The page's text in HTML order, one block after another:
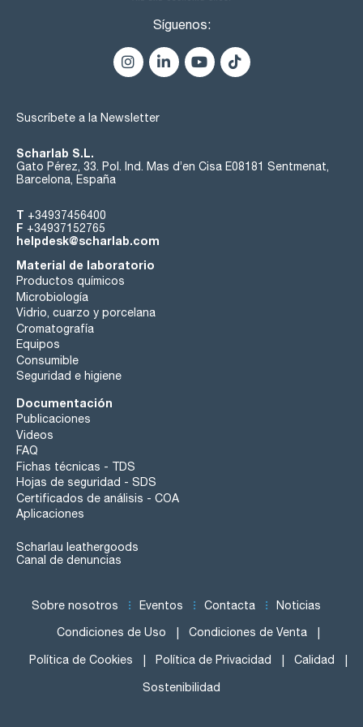
Síguenos:
Suscríbete a la Newsletter
Scharlab S.L.
Gato Pérez, 33. Pol. Ind. Mas d’en Cisa E08181 Sentmenat,
Barcelona, España
T +34937456400
F +34937152765
helpdesk@scharlab.com
Material de laboratorio
Productos químicos
Microbiología
Vidrio, cuarzo y porcelana
Cromatografía
Equipos
Consumible
Seguridad e higiene
Documentación
Publicaciones
Videos
FAQ
Fichas técnicas - TDS
Hojas de seguridad - SDS
Certificados de análisis - COA
Aplicaciones
Scharlau leathergoods
Canal de denuncias
Sobre nosotros Eventos Contacta Noticias
Condiciones de Uso Condiciones de Venta
Política de Cookies Política de Privacidad Calidad
Sostenibilidad